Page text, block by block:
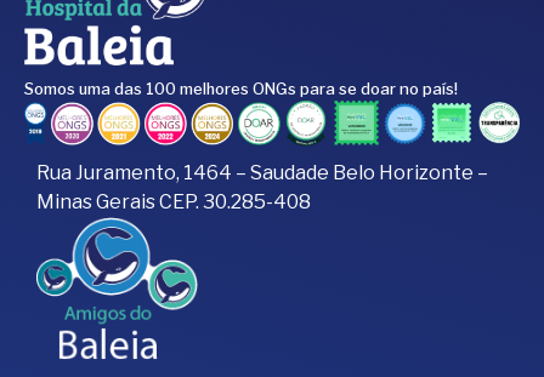
Somos uma das 100 melhores ONGs para se doar no país!
Rua Juramento, 1464 – Saudade Belo Horizonte –
Minas Gerais CEP. 30.285-408